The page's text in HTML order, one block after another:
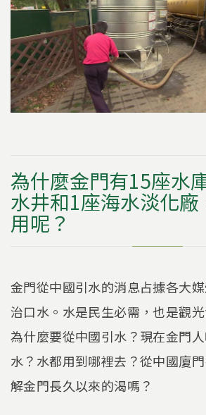
為什麼金門有15座水
水井和1座海水淡化
用呢？
金門從中國引水的消息占據各大
治口水。水是民生必需，也是觀
為什麼要從中國引水？現在金門
水？水都用到哪裡去？從中國廈
解金門長久以來的渴嗎？